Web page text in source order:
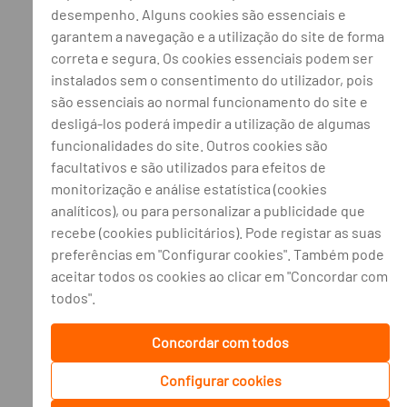
desempenho. Alguns cookies são essenciais e
garantem a navegação e a utilização do site de forma
correta e segura. Os cookies essenciais podem ser
instalados sem o consentimento do utilizador, pois
são essenciais ao normal funcionamento do site e
desligá-los poderá impedir a utilização de algumas
funcionalidades do site. Outros cookies são
facultativos e são utilizados para efeitos de
monitorização e análise estatística (cookies
analíticos), ou para personalizar a publicidade que
recebe (cookies publicitários). Pode registar as suas
preferências em "Configurar cookies". Também pode
aceitar todos os cookies ao clicar em "Concordar com
todos".
Concordar com todos
Configurar cookies